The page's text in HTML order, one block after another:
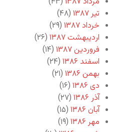
تیر ۱۳۸۷
(۴۸)
خرداد ۱۳۸۷
(۲۹)
اردیبهشت ۱۳۸۷
(۲۶)
فروردین ۱۳۸۷
(۱۴)
اسفند ۱۳۸۶
(۲۴)
بهمن ۱۳۸۶
(۲۱)
دی ۱۳۸۶
(۱۶)
آذر ۱۳۸۶
(۲۷)
آبان ۱۳۸۶
(۱۵)
مهر ۱۳۸۶
(۱۹)